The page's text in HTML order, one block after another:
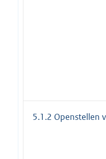
5.1.2 Openstellen